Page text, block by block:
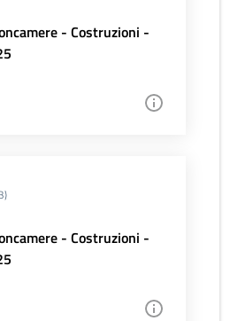
- Costruzioni -
- Costruzioni -